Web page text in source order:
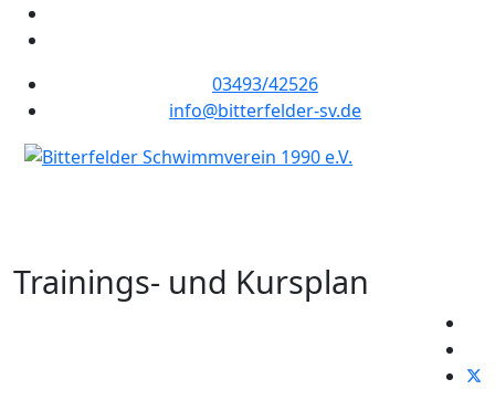
03493/42526
info@bitterfelder-sv.de
Trainings- und Kursplan